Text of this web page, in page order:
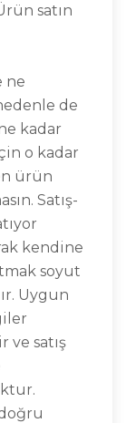
satın
ne
de
kadar
o kadar
ürün
Satış-
kendine
soyut
Uygun
satış